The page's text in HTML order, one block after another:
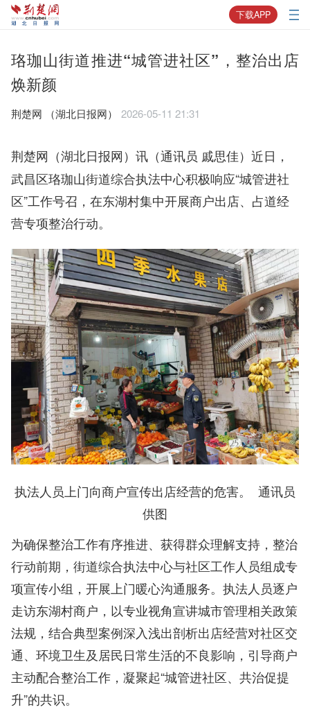
下载APP
珞珈山街道推进“城管进社区”，整治出店
焕新颜
荆楚网 ​（湖北日报网） 2026-05-11 21:31
荆楚网（湖北日报网）讯（通讯员 戚思佳） 近日，
武昌区珞珈山街道综合执法中心积极响应“城管进社
区”工作号召，在东湖村集中开展商户出店、占道经
营专项整治行动。
执法人员上门向商户宣传出店经营的危害。 通讯员
供图
为确保整治工作有序推进、获得群众理解支持，整治
行动前期，街道综合执法中心与社区工作人员组成专
项宣传小组，开展上门暖心沟通服务。执法人员逐户
走访东湖村商户，以专业视角宣讲城市管理相关政策
法规，结合典型案例深入浅出剖析出店经营对社区交
通、环境卫生及居民日常生活的不良影响，引导商户
主动配合整治工作，凝聚起“城管进社区、共治促提
升”的共识。